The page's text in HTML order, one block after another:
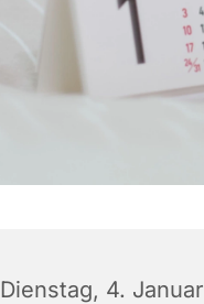
Dienstag, 4. Januar